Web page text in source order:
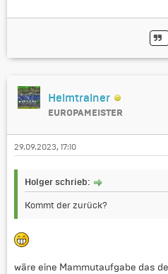
Heimtrainer
EUROPAMEISTER
29.09.2023, 17:10
Holger schrieb:
Kommt der zurück?
wäre eine Mammutaufgabe das